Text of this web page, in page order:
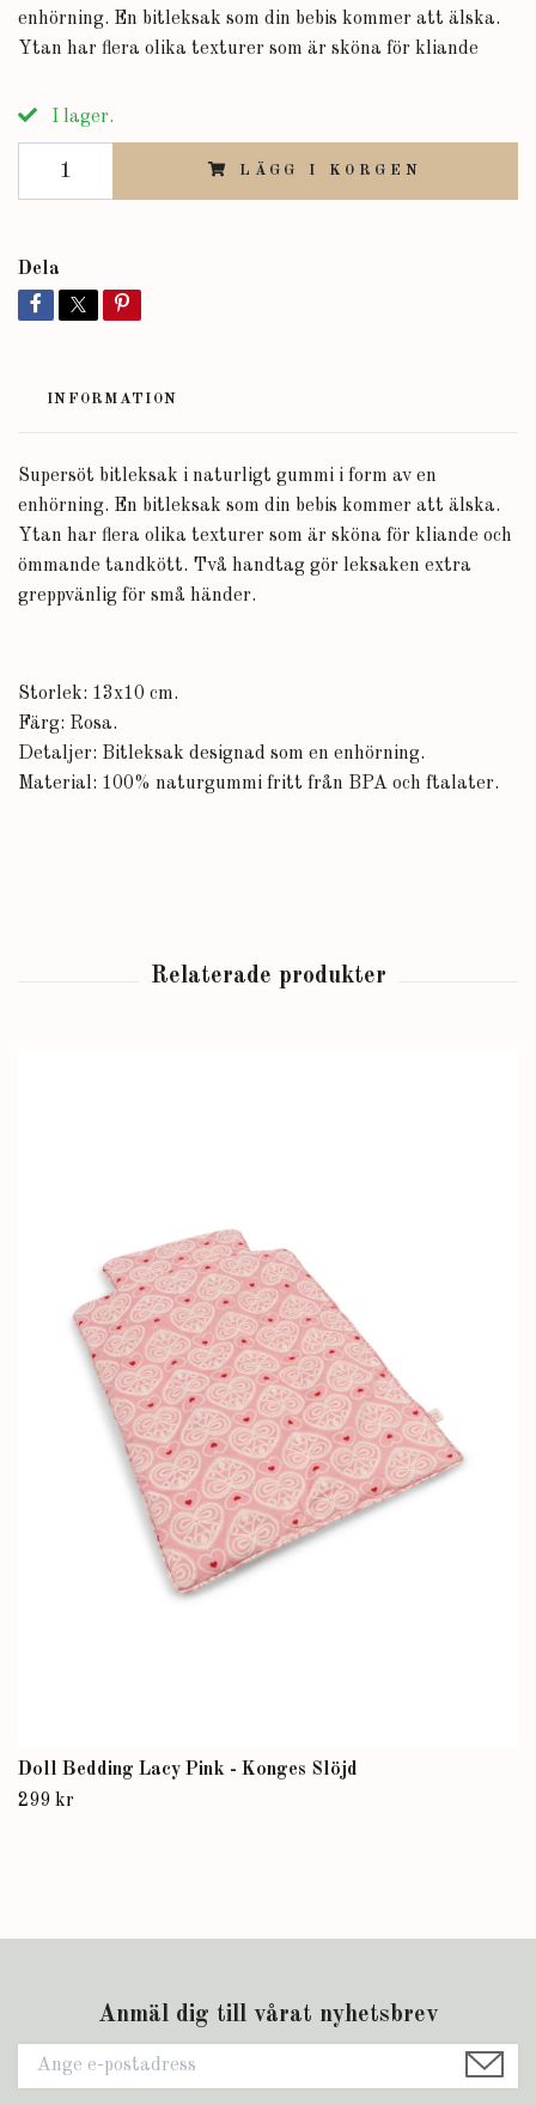
enhörning. En bitleksak som din bebis kommer att älska.
Ytan har flera olika texturer som är sköna för kliande
I lager.
LÄGG I KORGEN
Dela
INFORMATION
Supersöt bitleksak i naturligt gummi i form av en
enhörning. En bitleksak som din bebis kommer att älska.
Ytan har flera olika texturer som är sköna för kliande och
ömmande tandkött. Två handtag gör leksaken extra
greppvänlig för små händer.
Storlek: 13x10 cm.
Färg: Rosa.
Detaljer: Bitleksak designad som en enhörning.
Material: 100% naturgummi fritt från BPA och ftalater.
Doll Bedding Lacy Pink - Konges Slöjd
299 kr
Anmäl dig till vårat nyhetsbrev